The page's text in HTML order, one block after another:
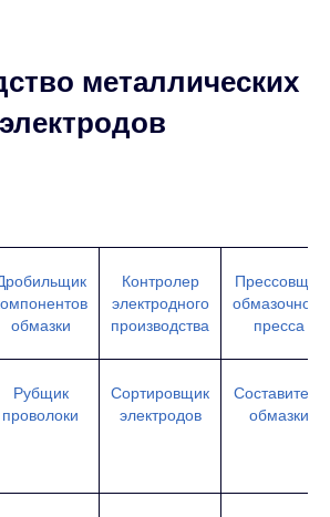
металлических
электродов
обмазки
Контролер
электродного
производства
Прессовщик
обмазочного
пресса
Рубщик
проволоки
Сортировщик
электродов
Составитель
обмазки